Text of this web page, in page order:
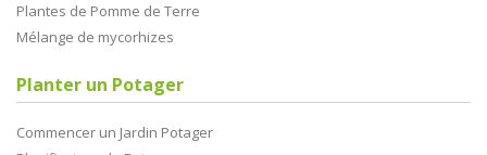
Plantes de Pomme de Terre
Mélange de mycorhizes
Planter un Potager
Commencer un Jardin Potager